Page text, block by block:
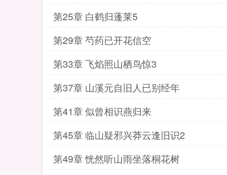
第25章 白鹤归蓬莱5
第29章 芍药已开花信空
第33章 飞焰照山栖鸟惊3
第37章 山溪元自旧人已别经年
第41章 似曾相识燕归来
第45章 临山疑邪兴莽云逢旧识2
第49章 恍然听山雨坐落桐花树